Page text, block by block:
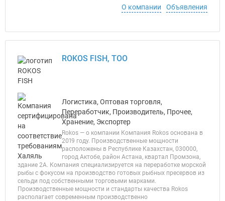
О компании
Объявления
ROKOS FISH, ТОО
Логистика, Оптовая торговля,
Переработчик, Производитель, Прочее,
Хранение, Экспортер
Rokos — о компании Компания Rokos основана в
2019 году. Производственные мощности
расположены в Республике Казахстан, 030000,
город Актобе, район Астана, квартал Промзона,
здание 2А. Компания специализируется на переработке морской
рыбы с фокусом на производство готовых рыбных пресервов из
сельди под собственными торговыми марками.
Производственные мощности и стандарты качества Rokos
располагает современным производственно